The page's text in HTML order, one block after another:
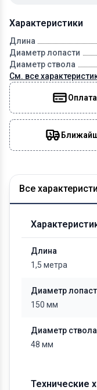
Характеристики
Длина
Диаметр лопасти
Диаметр ствола
См. все
Все
Длина
1,5 метра
Диаметр
150 мм
Диаметр ствола
48 мм
Технические